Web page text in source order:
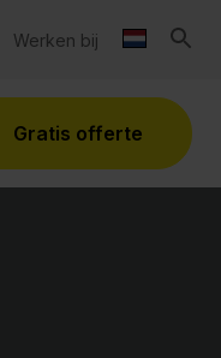
Werken bij
Gratis offerte